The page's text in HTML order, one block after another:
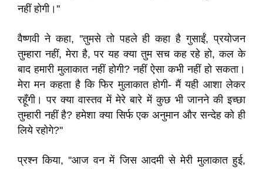
नहीं होगी।''
वैष्णवी ने कहा, ''तुमसे तो पहले ही कहा है गुसाईं, प्रयोजन
तुम्हारा नहीं, मेरा है, पर यह क्या तुम सच कह रहे हो, कल के
बाद हमारी मुलाकात नहीं होगी? नहीं ऐसा कभी नहीं हो सकता।
मेरा मन कहता है कि फिर मुलाकात होगी- मैं यही आशा लेकर
रहूँगी। पर क्या वास्तव में मेरे बारे में कुछ भी जानने की इच्छा
तुम्हारी नहीं है? हमेशा क्या सिर्फ एक अनुमान और सन्देह को ही
लिये रहोगे?''
प्रश्न किया, ''आज वन में जिस आदमी से मेरी मुलाकात हुई,